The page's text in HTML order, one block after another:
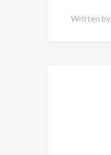
Written by